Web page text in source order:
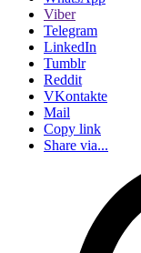
Viber
Telegram
LinkedIn
Tumblr
Reddit
VKontakte
Mail
Copy link
Share via...